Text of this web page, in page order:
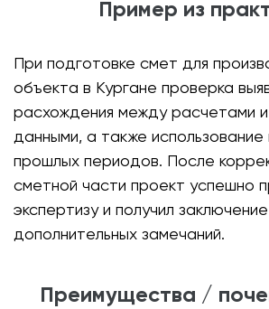
Пример из
При подготовке смет для
объекта в Кургане проверка
расхождения между расчетами
данными, а также использование
прошлых периодов. После
сметной части проект успешно
экспертизу и получил
дополнительных замечаний.
Преимущества /